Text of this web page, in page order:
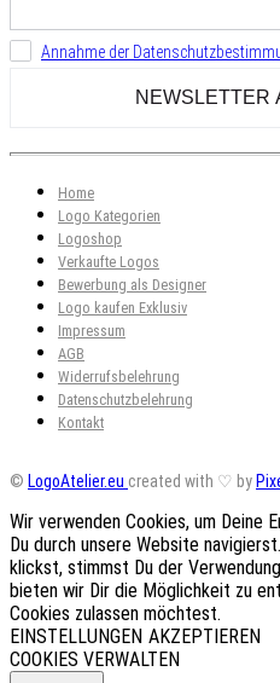
Annahme der
Home
Logo Kategorien
Logoshop
Verkaufte Logos
Bewerbung als Designer
Logo kaufen Exklusiv
Impressum
AGB
Widerrufsbelehrung
Datenschutzbelehrung
Kontakt
© LogoAtelier.eu created with ♡ by
Wir verwenden Cookies, um Deine
Du durch unsere Website
klickst, stimmst Du der
bieten wir Dir die Möglichkeit zu
Cookies zulassen möchtest.
EINSTELLUNGEN AKZEPTIEREN
COOKIES VERWALTEN